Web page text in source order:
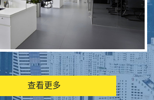
图书馆RFID电子标签管理系统
查看更多